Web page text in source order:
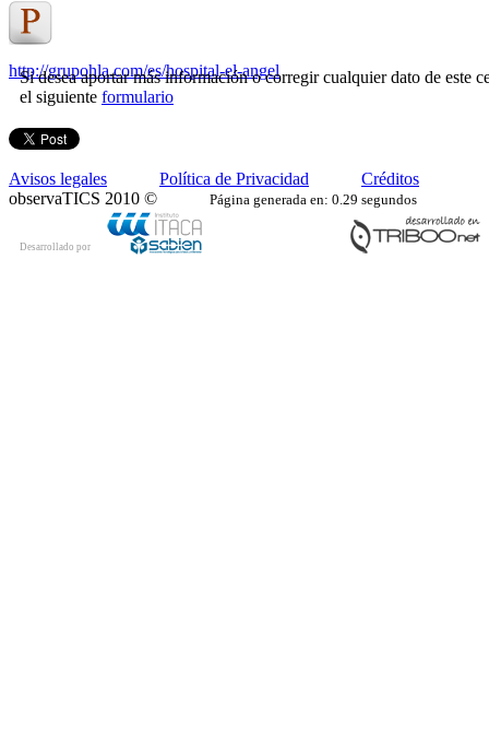
http://grupohla.com/es/hospital-el-angel
Si desea aportar más información o corregir cualquier dato de este
el siguiente formulario
Avisos legales Política de Privacidad
Créditos
observaTICS 2010 ©
Página generada en: 0.29 segundos
Desarrollado por